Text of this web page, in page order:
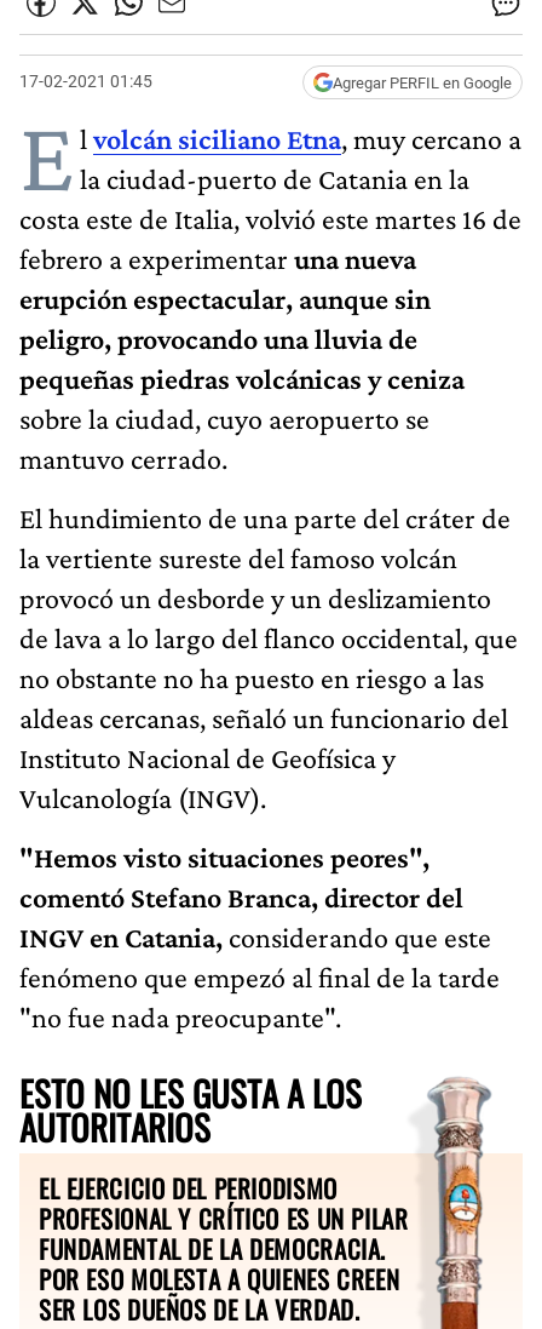
17-02-2021 01:45 Agregar PERFIL en Google
E lvolcán siciliano Etna, muy cercano a
la ciudad-puerto de Catania en la
costa este de Italia, volvió este martes 16 de
febrero a experimentar una nueva
erupción espectacular, aunque sin
peligro, provocando una lluvia de
pequeñas piedras volcánicas y ceniza
sobre la ciudad, cuyo aeropuerto se
mantuvo cerrado.
El hundimiento de una parte del cráter de
la vertiente sureste del famoso volcán
provocó un desborde y un deslizamiento
de lava a lo largo del flanco occidental, que
no obstante no ha puesto en riesgo a las
aldeas cercanas, señaló un funcionario del
Instituto Nacional de Geofísica y
Vulcanología (INGV).
"Hemos visto situaciones peores",
comentó Stefano Branca, director del
INGV en Catania, considerando que este
fenómeno que empezó al final de la tarde
"no fue nada preocupante".
ESTO NO LES GUSTA A LOS
AUTORITARIOS
EL EJERCICIO DEL PERIODISMO
PROFESIONAL Y CRÍTICO ES UN PILAR
FUNDAMENTAL DE LA DEMOCRACIA.
POR ESO MOLESTA A QUIENES CREEN
SER LOS DUEÑOS DE LA VERDAD.